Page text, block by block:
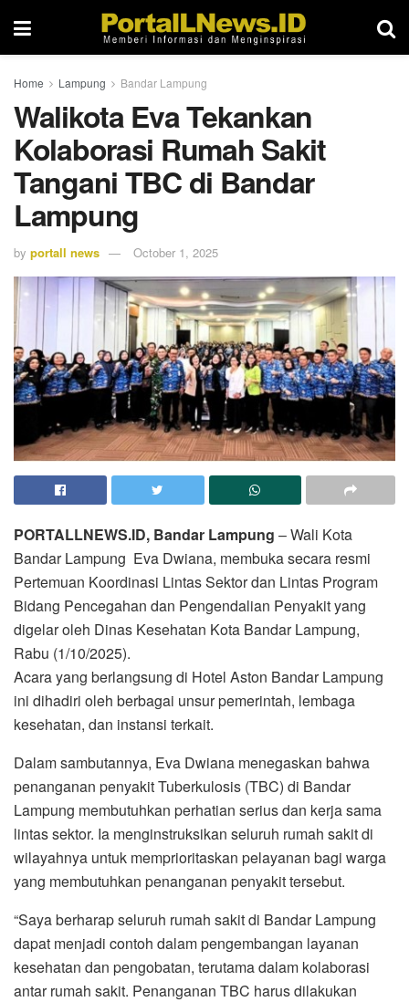
Home Lampung Bandar Lampung
Walikota Eva Tekankan
Kolaborasi Rumah Sakit
Tangani TBC di Bandar
Lampung
by portall news October 1, 2025
PORTALLNEWS.ID, Bandar Lampung – Wali Kota
Bandar Lampung Eva Dwiana, membuka secara resmi
Pertemuan Koordinasi Lintas Sektor dan Lintas Program
Bidang Pencegahan dan Pengendalian Penyakit yang
digelar oleh Dinas Kesehatan Kota Bandar Lampung,
Rabu (1/10/2025).
Acara yang berlangsung di Hotel Aston Bandar Lampung
ini dihadiri oleh berbagai unsur pemerintah, lembaga
kesehatan, dan instansi terkait.
Dalam sambutannya, Eva Dwiana menegaskan bahwa
penanganan penyakit Tuberkulosis (TBC) di Bandar
Lampung membutuhkan perhatian serius dan kerja sama
lintas sektor. Ia menginstruksikan seluruh rumah sakit di
wilayahnya untuk memprioritaskan pelayanan bagi warga
yang membutuhkan penanganan penyakit tersebut.
“Saya berharap seluruh rumah sakit di Bandar Lampung
dapat menjadi contoh dalam pengembangan layanan
kesehatan dan pengobatan, terutama dalam kolaborasi
antar rumah sakit. Penanganan TBC harus dilakukan